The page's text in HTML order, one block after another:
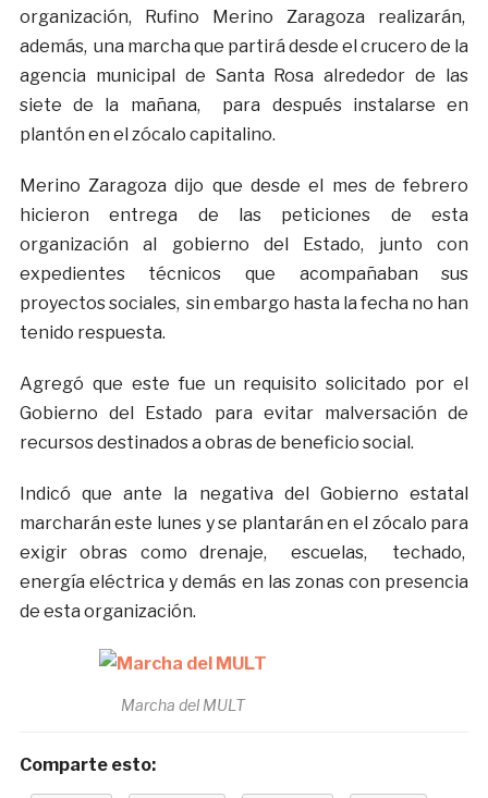
organización, Rufino Merino Zaragoza realizarán,
además, una marcha que partirá desde el crucero de la
agencia municipal de Santa Rosa alrededor de las
siete de la mañana, para después instalarse en
plantón en el zócalo capitalino.
Merino Zaragoza dijo que desde el mes de febrero
hicieron entrega de las peticiones de esta
organización al gobierno del Estado, junto con
expedientes técnicos que acompañaban sus
proyectos sociales, sin embargo hasta la fecha no han
tenido respuesta.
Agregó que este fue un requisito solicitado por el
Gobierno del Estado para evitar malversación de
recursos destinados a obras de beneficio social.
Indicó que ante la negativa del Gobierno estatal
marcharán este lunes y se plantarán en el zócalo para
exigir obras como drenaje, escuelas, techado,
energía eléctrica y demás en las zonas con presencia
de esta organización.
Marcha del MULT
Comparte esto: